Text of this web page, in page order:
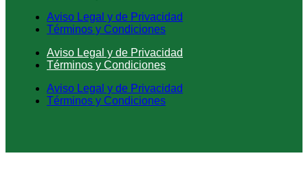
Aviso Legal y de Privacidad
Términos y Condiciones
Aviso Legal y de Privacidad
Términos y Condiciones
Aviso Legal y de Privacidad
Términos y Condiciones